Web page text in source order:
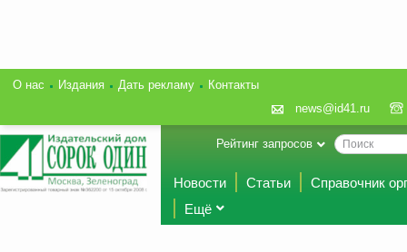
О нас Издания Дать рекламу
Контакты
news@id41.ru
Рейтинг запросов
Новости Статьи
Справочник
Ещё